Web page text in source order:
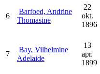
6
Barfoed, Andrine
Thomasine
22
okt.
1896
7
Bay, Vilhelmine
Adelaide
13
apr.
1899